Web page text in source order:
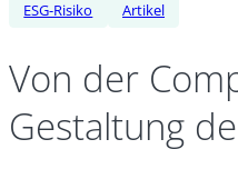
ESG-Risiko Artikel
Von der
Gestaltung